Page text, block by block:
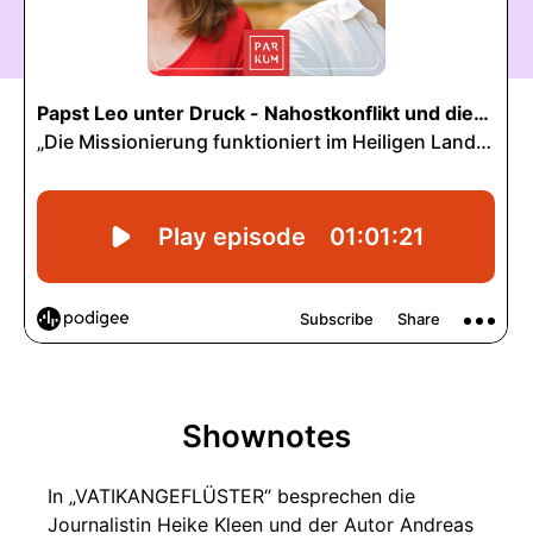
Shownotes
In „VATIKANGEFLÜSTER“ besprechen die
Journalistin Heike Kleen und der Autor Andreas